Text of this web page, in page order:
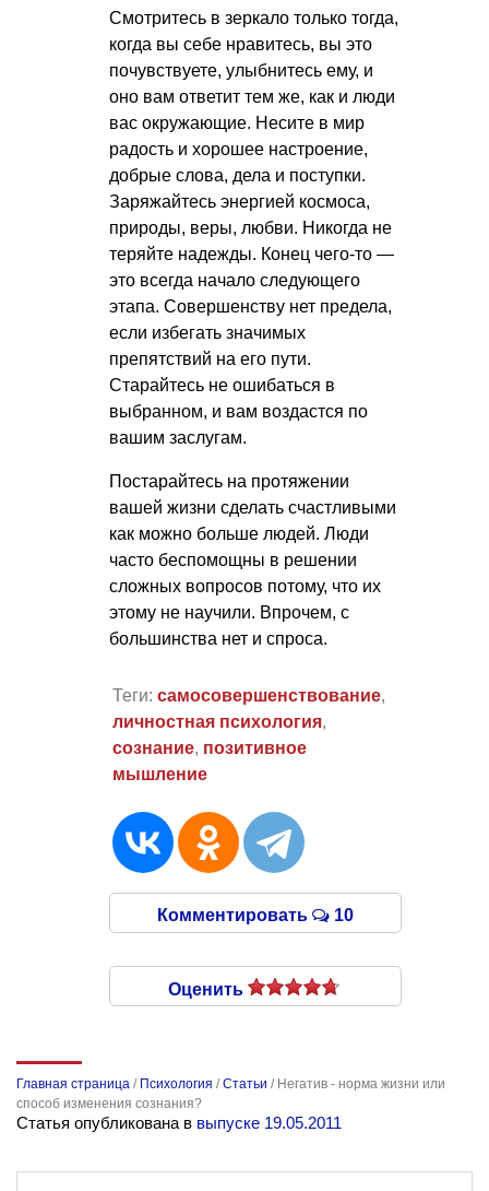
Смотритесь в зеркало только тогда,
когда вы себе нравитесь, вы это
почувствуете, улыбнитесь ему, и
оно вам ответит тем же, как и люди
вас окружающие. Несите в мир
радость и хорошее настроение,
добрые слова, дела и поступки.
Заряжайтесь энергией космоса,
природы, веры, любви. Никогда не
теряйте надежды. Конец чего-то —
это всегда начало следующего
этапа. Совершенству нет предела,
если избегать значимых
препятствий на его пути.
Старайтесь не ошибаться в
выбранном, и вам воздастся по
вашим заслугам.
Постарайтесь на протяжении
вашей жизни сделать счастливыми
как можно больше людей. Люди
часто беспомощны в решении
сложных вопросов потому, что их
этому не научили. Впрочем, с
большинства нет и спроса.
Теги: самосовершенствование,
личностная психология,
сознание, позитивное
мышление
Комментировать 10
Оценить
Главная страница / Психология /Статьи / Негатив - норма жизни или
способ изменения сознания?
Статья опубликована в выпуске 19.05.2011